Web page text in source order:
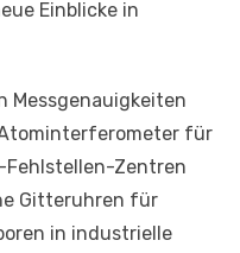
Einblicke in
Messgenauigkeiten
für
Zentren
Gitteruhren für
in industrielle